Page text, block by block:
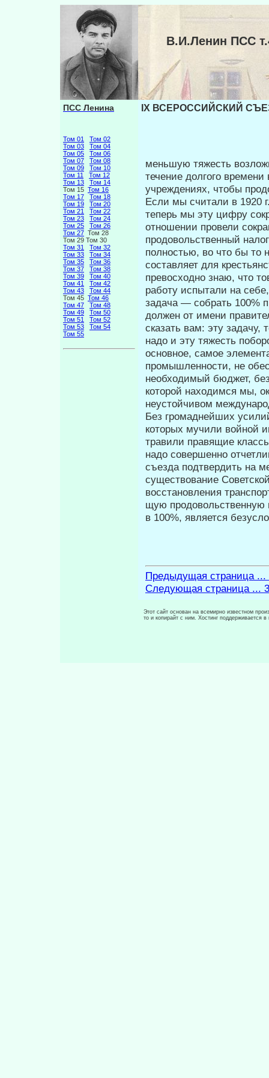
В.И.Ленин ПСС
ПСС Ленина
Том 01
Том 02
Том 03
Том 04
Том 05
Том 06
Том 07
Том 08
Том 09
Том 10
Том 11
Том 12
Том 13
Том 14
Том 15 Том 16
Том 17
Том 18
Том 19
Том 20
Том 21
Том 22
Том 23
Том 24
Том 25
Том 26
Том 27 Том 28
Том 29 Том 30
Том 31
Том 32
Том 33
Том 34
Том 35
Том 36
Том 37
Том 38
Том 39
Том 40
Том 41
Том 42
Том 43
Том 44
Том 45 Том 46
Том 47
Том 48
Том 49
Том 50
Том 51
Том 52
Том 53
Том 54
Том 55
IX ВСЕРОССИЙСКИЙ
меньшую тяжесть
течение долгого
учреждениях, чтобы
Если мы считали в 1920
теперь мы эту цифру
отношении провели
продовольственный
полностью, во что бы то
составляет для
превосходно знаю, что
работу испытали на
задача — собрать 100%
должен от имени
сказать вам: эту задачу,
на­до и эту тяжесть
основное, самое
промышленности, не
необходимый бюджет,
которой находимся мы,
неустойчивом
Без громаднейших
которых му­чили войной
травили правящие
надо совершенно
съезда подтвердить на
существование
восстановления
щую продовольственную
в 100%, является
Предыдущая страница ...
Следующая страница ...
Этот сайт основан на всемирно известном
то и копирайт с ним. Хостинг поддерживается